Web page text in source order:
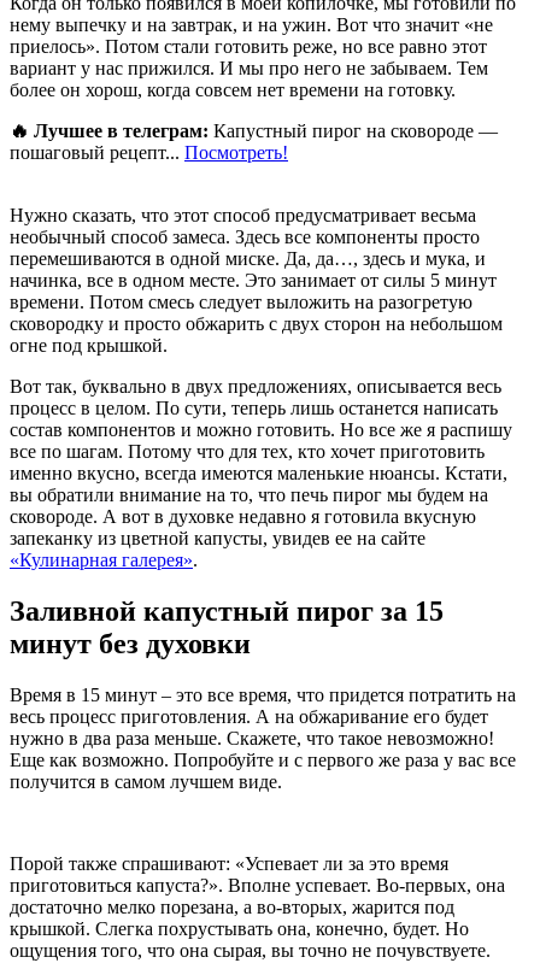
нему выпечку и на завтрак, и на ужин. Вот что значит «не
приелось». Потом стали готовить реже, но все равно этот
вариант у нас прижился. И мы про него не забываем. Тем
более он хорош, когда совсем нет времени на готовку.
🔥 Лучшее в телеграм: Капустный пирог на сковороде —
пошаговый рецепт... Посмотреть!
Нужно сказать, что этот способ предусматривает весьма
необычный способ замеса. Здесь все компоненты просто
перемешиваются в одной миске. Да, да…, здесь и мука, и
начинка, все в одном месте. Это занимает от силы 5 минут
времени. Потом смесь следует выложить на разогретую
сковородку и просто обжарить с двух сторон на небольшом
огне под крышкой.
Вот так, буквально в двух предложениях, описывается весь
процесс в целом. По сути, теперь лишь останется написать
состав компонентов и можно готовить. Но все же я распишу
все по шагам. Потому что для тех, кто хочет приготовить
именно вкусно, всегда имеются маленькие нюансы. Кстати,
вы обратили внимание на то, что печь пирог мы будем на
сковороде. А вот в духовке недавно я готовила вкусную
запеканку из цветной капусты, увидев ее на сайте
«Кулинарная галерея».
Заливной капустный пирог за 15
минут без духовки
Время в 15 минут – это все время, что придется потратить на
весь процесс приготовления. А на обжаривание его будет
нужно в два раза меньше. Скажете, что такое невозможно!
Еще как возможно. Попробуйте и с первого же раза у вас все
получится в самом лучшем виде.
Порой также спрашивают: «Успевает ли за это время
приготовиться капуста?». Вполне успевает. Во-первых, она
достаточно мелко порезана, а во-вторых, жарится под
крышкой. Слегка похрустывать она, конечно, будет. Но
ощущения того, что она сырая, вы точно не почувствуете.